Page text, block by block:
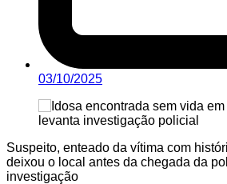
03/10/2025
Suspeito, enteado da vítima com
deixou o local antes da chegada da
investigação